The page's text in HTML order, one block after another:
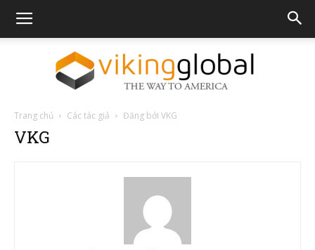
The
Trang chủ Các tác giả Đăng bởi VKG
VKG